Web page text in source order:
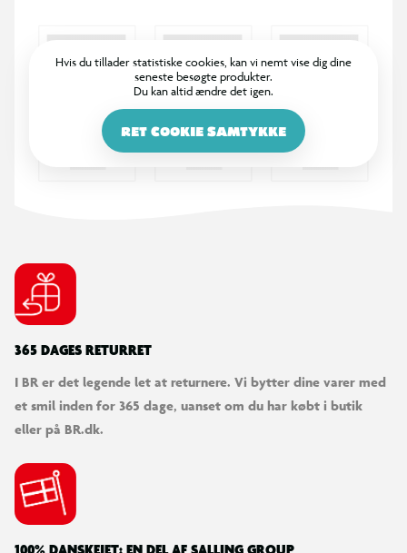
Hvis du tillader statistiske cookies, kan vi nemt vise dig dine
seneste besøgte produkter.
Du kan altid ændre det igen.
RET COOKIE SAMTYKKE
365 DAGES RETURRET
I BR er det legende let at returnere. Vi bytter dine varer med
et smil inden for 365 dage, uanset om du har købt i butik
eller på BR.dk.